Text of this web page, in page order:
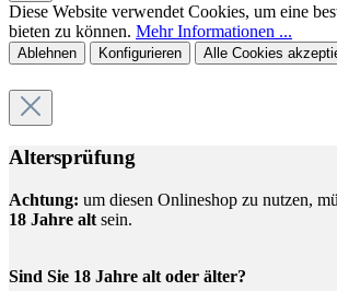
Diese Website verwendet Cookies, um eine
bieten zu können. Mehr Informationen ...
Ablehnen Konfigurieren Alle Cookies
Altersprüfung
Achtung: um diesen Onlineshop zu nutzen,
18 Jahre alt sein.
Sind Sie 18 Jahre alt oder älter?